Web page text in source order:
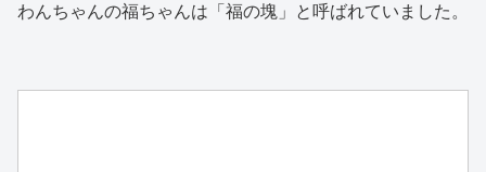
わんちゃんの福ちゃんは「福の塊」と呼ばれていました。